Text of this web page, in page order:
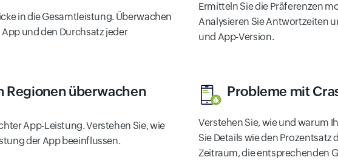
in die Gesamtleistung. Überwachen
und den Durchsatz jeder
Ermitteln Sie die Präferenzen
Analysieren Sie Antwortzeiten
und App-Version.
Regionen überwachen
App-Leistung. Verstehen Sie, wie
der App beeinflussen.
Probleme mit
Verstehen Sie, wie und warum
Sie Details wie den
Zeitraum, die entsprechenden